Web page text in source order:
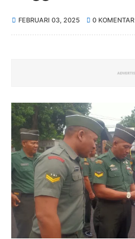
FEBRUARI 03, 2025 0 KOMENTAR